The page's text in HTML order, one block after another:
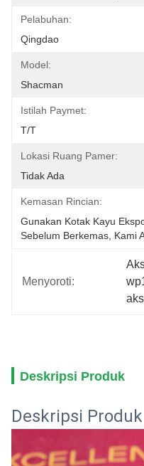
Pelabuhan:
Qingdao
Model:
Shacman
Istilah Paymet:
T/T
Lokasi Ruang Pamer:
Tidak Ada
Kemasan Rincian:
Gunakan Kotak Kayu
Sebelum Berkemas, Kami
Menyoroti:
Deskripsi Produk
Deskripsi Produk